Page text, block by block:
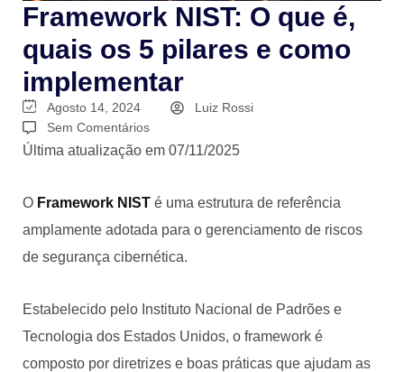
Framework NIST: O que é,
quais os 5 pilares e como
implementar
Agosto 14, 2024
Luiz Rossi
Sem Comentários
Última atualização em 07/11/2025
O Framework NIST é uma estrutura de referência
amplamente adotada para o gerenciamento de riscos
de segurança cibernética.
Estabelecido pelo Instituto Nacional de Padrões e
Tecnologia dos Estados Unidos, o framework é
composto por diretrizes e boas práticas que ajudam as